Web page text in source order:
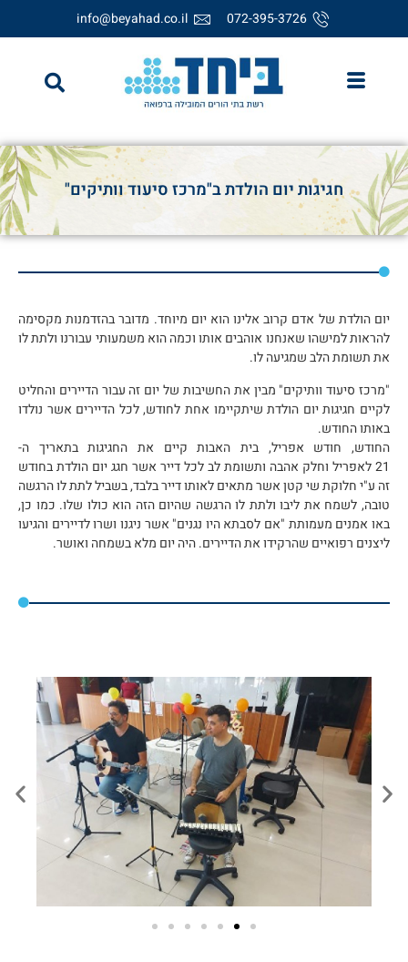
072-395-3726
info@beyahad.co.il
חגיגות יום הולדת ב"מרכז סיעוד וותיקים"
יום הולדת של אדם קרוב אלינו הוא יום מיוחד. מדובר בהזדמנות מקסימה
להראות למישהו שאנחנו אוהבים אותו וכמה הוא משמעותי עבורנו ולתת לו
את תשומת הלב שמגיעה לו.
"מרכז סיעוד וותיקים" מבין את החשיבות של יום זה עבור הדיירים והחליט
לקיים חגיגות יום הולדת שיתקיימו אחת לחודש, לכל הדיירים אשר נולדו
באותו החודש.
החודש, חודש אפריל, בית האבות קיים את החגיגות בתאריך ה-
21 לאפריל וחלק אהבה ותשומת לב לכל דייר אשר חגג יום הולדת בחודש
זה ע"י חלוקת שי קטן אשר מתאים לאותו דייר בלבד, בשביל לתת לו הרגשה
טובה, לשמח את ליבו ולתת לו הרגשה שהיום הזה הוא כולו שלו. כמו כן,
באו אמנים מעמותת "אם לסבתא היו נגנים" אשר ניגנו ושרו לדיירים והגיעו
ליצנים רפואיים שהרקידו את הדיירים. היה יום מלא בשמחה ואושר.